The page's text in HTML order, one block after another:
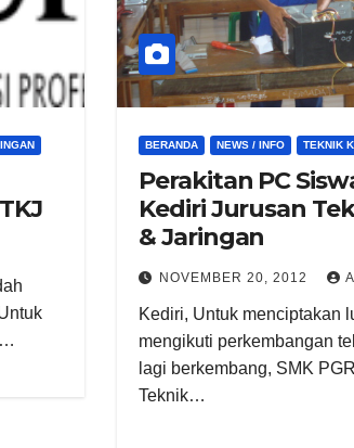
BERANDA NEWS / INFO TEKNIK
Perakitan PC
Kediri Jurusan
& Jaringan
NOVEMBER 20, 2012
Kediri, Untuk menciptakan
mengikuti perkembangan
lagi berkembang, SMK
Teknik…